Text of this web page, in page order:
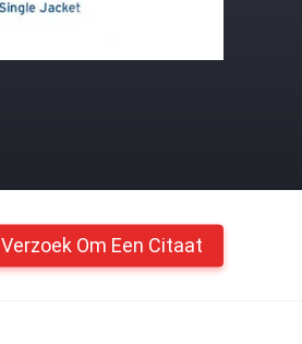
Verzoek Om Een Citaat